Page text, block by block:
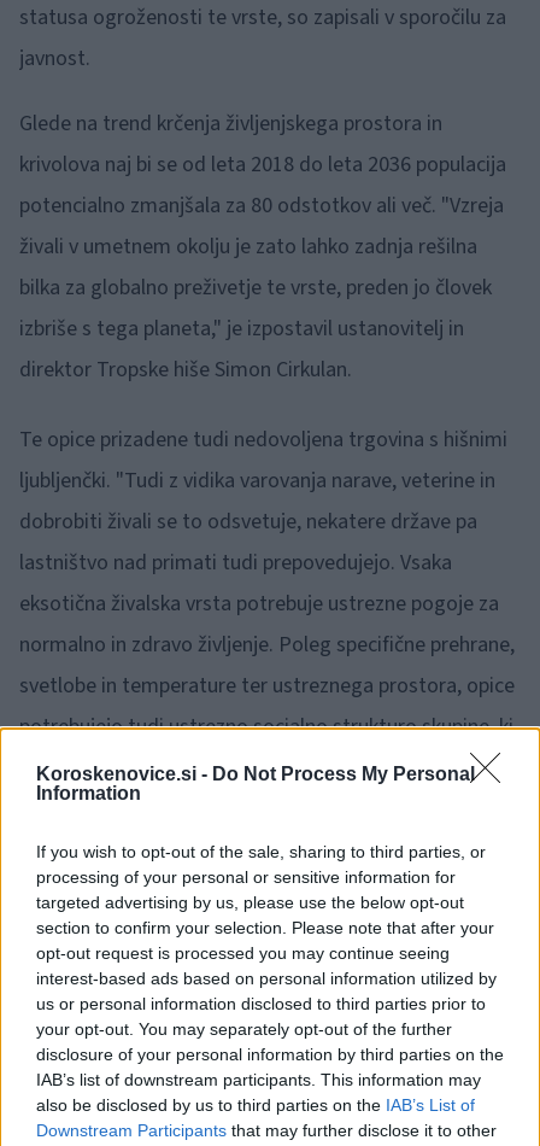
Koroskenovice.si - Do Not Process My Personal
Information
If you wish to opt-out of the sale, sharing to third parties, or
processing of your personal or sensitive information for
targeted advertising by us, please use the below opt-out
section to confirm your selection. Please note that after your
opt-out request is processed you may continue seeing
interest-based ads based on personal information utilized by
us or personal information disclosed to third parties prior to
your opt-out. You may separately opt-out of the further
disclosure of your personal information by third parties on the
IAB’s list of downstream participants. This information may
also be disclosed by us to third parties on the IAB’s List of
Downstream Participants that may further disclose it to other
statusa ogroženosti te vrste, so zapisali v sporočilu za
javnost.
Glede na trend krčenja življenjskega prostora in
krivolova naj bi se od leta 2018 do leta 2036 populacija
potencialno zmanjšala za 80 odstotkov ali več. "Vzreja
živali v umetnem okolju je zato lahko zadnja rešilna
bilka za globalno preživetje te vrste, preden jo človek
izbriše s tega planeta," je izpostavil ustanovitelj in
direktor Tropske hiše Simon Cirkulan.
Te opice prizadene tudi nedovoljena trgovina s hišnimi
ljubljenčki. "Tudi z vidika varovanja narave, veterine in
dobrobiti živali se to odsvetuje, nekatere države pa
lastništvo nad primati tudi prepovedujejo. Vsaka
eksotična živalska vrsta potrebuje ustrezne pogoje za
normalno in zdravo življenje. Poleg specifične prehrane,
svetlobe in temperature ter ustreznega prostora, opice
potrebujejo tudi ustrezno socialno strukturo skupine, ki
pa jo v stanovanju, kjer živimo ljudje, težko
zagotovimo," je poudaril Cirkulan.
Beloglavčke so v Tropsko hišo naselili v letu 2021.
Samec in samica te kritično ogrožene vrste opice sta
pred nekaj dnevi dobila nov, že tretji naraščaj z dvema
mladičema. V Tropski hiši sedaj biva že sedem
beloglavčkov. Te vsejede opice v naravi poseljujejo
območja severozahodne Kolumbije. Živijo v družinskih
skupnostih, ki jih vodijo vodilni in reproduktivni pari.